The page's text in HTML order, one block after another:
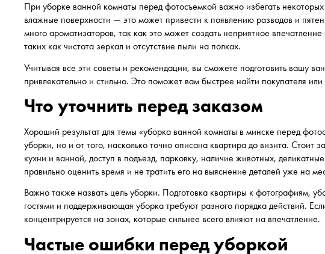
При уборке ванной комнаты перед фотосъемкой важно избегать
влажные поверхности — это может привести к появлению разводов и
много ароматизаторов, так как это может создать неприятное
таких как чистота зеркал и отсутствие пыли на полках.
Учитывая все эти советы и рекомендации, вы сможете подготовить вашу
привлекательно и стильно. Это поможет вам быстрее найти покупателя
Что уточнить перед заказом
Хороший результат для темы «уборка ванной комнаты в минске перед
уборки, но и от того, насколько точно описана квартира до визита. Стоит
кухни и ванной, доступ в подъезд, парковку, наличие животных,
правильно оценить время и не тратить его на выяснение деталей уже на
Важно также назвать цель уборки. Подготовка квартиры к фотографиям,
гостями и поддерживающая уборка требуют разного порядка действий.
концентрируется на зонах, которые сильнее всего влияют на впечатление.
Частые ошибки перед уборкой